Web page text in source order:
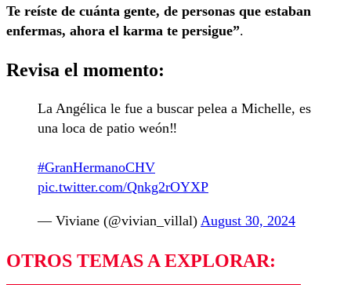
Te reíste de cuánta gente, de personas que estaban
enfermas, ahora el karma te persigue”.
Revisa el momento:
La Angélica le fue a buscar pelea a Michelle, es
una loca de patio weón‼️
#GranHermanoCHV
pic.twitter.com/Qnkg2rOYXP
— Viviane (@vivian_villal) August 30, 2024
OTROS TEMAS A EXPLORAR: